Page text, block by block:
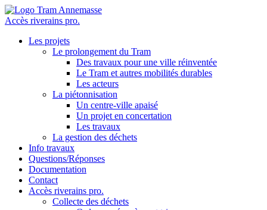
Accès riverains pro.
Les projets
Le prolongement du Tram
Des travaux pour une ville réinventée
Le Tram et autres mobilités durables
Les acteurs
La piétonnisation
Un centre-ville apaisé
Un projet en concertation
Les travaux
La gestion des déchets
Info travaux
Questions/Réponses
Documentation
Contact
Accès riverains pro.
Collecte des déchets